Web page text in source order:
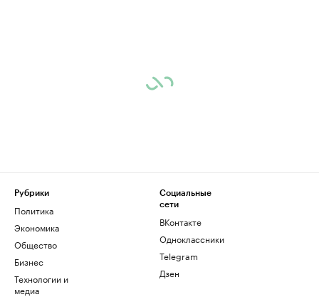
Рубрики
Политика
Экономика
Общество
Бизнес
Технологии и
медиа
Социальные
сети
ВКонтакте
Одноклассники
Telegram
Дзен